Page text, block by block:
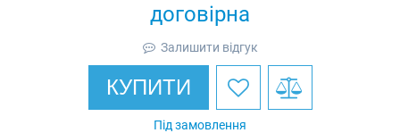
договірна
Залишити відгук
КУПИТИ
Під замовлення